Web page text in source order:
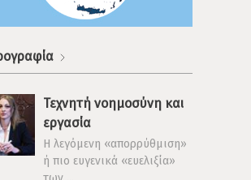
Τεχνητή νοημοσύνη και
εργασία
Η λεγόμενη «απορρύθμιση»
ή πιο ευγενικά «ευελιξία»